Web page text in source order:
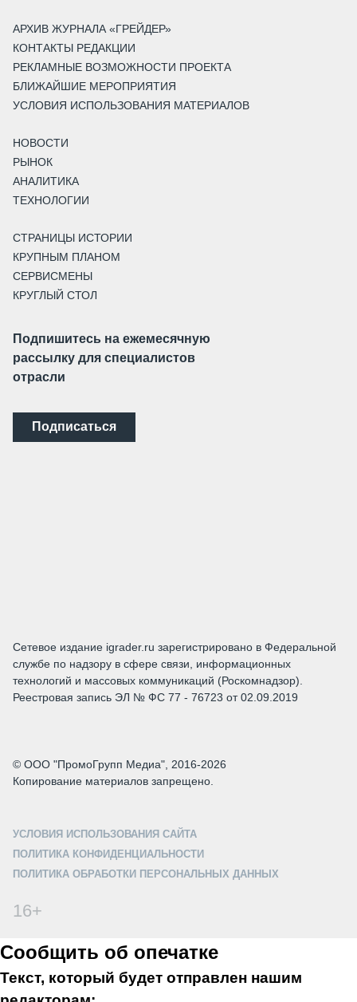
АРХИВ ЖУРНАЛА «ГРЕЙДЕР»
КОНТАКТЫ РЕДАКЦИИ
РЕКЛАМНЫЕ ВОЗМОЖНОСТИ ПРОЕКТА
БЛИЖАЙШИЕ МЕРОПРИЯТИЯ
УСЛОВИЯ ИСПОЛЬЗОВАНИЯ МАТЕРИАЛОВ
НОВОСТИ
РЫНОК
АНАЛИТИКА
ТЕХНОЛОГИИ
СТРАНИЦЫ ИСТОРИИ
КРУПНЫМ ПЛАНОМ
СЕРВИСМЕНЫ
КРУГЛЫЙ СТОЛ
Подпишитесь на ежемесячную
рассылку для специалистов
отрасли
Подписаться
Сетевое издание igrader.ru зарегистрировано в Федеральной
службе по надзору в сфере связи, информационных
технологий и массовых коммуникаций (Роскомнадзор).
Реестровая запись ЭЛ № ФС 77 - 76723 от 02.09.2019
© ООО "ПромоГрупп Медиа", 2016-2026
Копирование материалов запрещено.
УСЛОВИЯ ИСПОЛЬЗОВАНИЯ САЙТА
ПОЛИТИКА КОНФИДЕНЦИАЛЬНОСТИ
ПОЛИТИКА ОБРАБОТКИ ПЕРСОНАЛЬНЫХ ДАННЫХ
16+
Сообщить об опечатке
Текст, который будет отправлен нашим